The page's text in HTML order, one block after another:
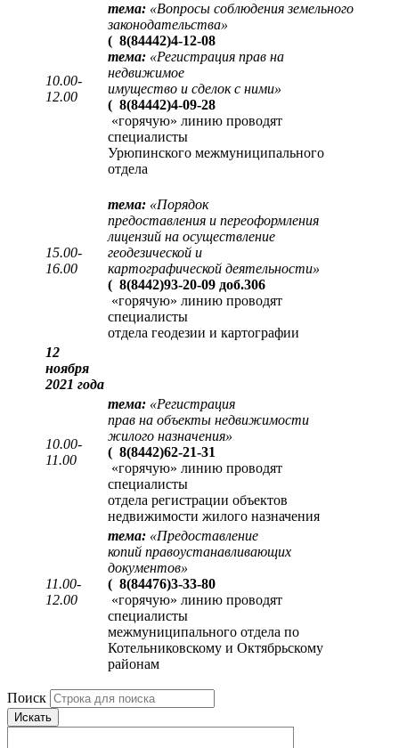
10.00-
12.00
тема: «Вопросы соблюдения земельного
законодательства»
( 8(84442)4-12-08
тема: «Регистрация прав на
недвижимое
имущество и сделок с ними»
( 8(84442)4-09-28
«горячую» линию проводят
специалисты
Урюпинского межмуниципального
отдела
15.00-
16.00
тема: «Порядок
предоставления и переоформления
лицензий на осуществление
геодезической и
картографической деятельности»
( 8(8442)93-20-09 доб.306
«горячую» линию проводят
специалисты
отдела геодезии и картографии
12
ноября
2021 года
10.00-
11.00
тема: «Регистрация
прав на объекты недвижимости
жилого назначения»
( 8(8442)62-21-31
«горячую» линию проводят
специалисты
отдела регистрации объектов
недвижимости жилого назначения
11.00-
12.00
тема: «Предоставление
копий правоустанавливающих
документов»
( 8(84476)3-33-80
«горячую» линию проводят
специалисты
межмуниципального отдела по
Котельниковскому и Октябрьскому
районам
Поиск
Искать